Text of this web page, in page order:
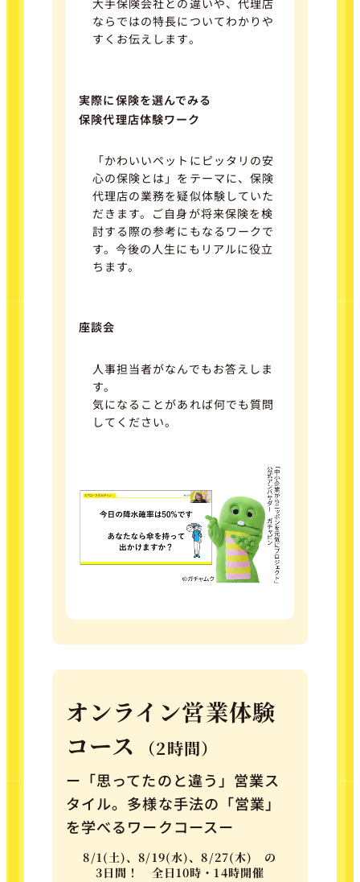
ならではの特長についてわかりや
すくお伝えします。
実際に保険を選んでみる
保険代理店体験ワーク
「かわいいペットにピッタリの安
心の保険とは」をテーマに、保険
代理店の業務を疑似体験していた
だきます。ご自身が将来保険を検
討する際の参考にもなるワークで
す。今後の人生にもリアルに役立
ちます。
座談会
人事担当者がなんでもお答えしま
す。
気になることがあれば何でも質問
してください。
オンライン営業体験
コース
（2時間）
ー「思ってたのと違う」営業ス
タイル。多様な手法の「営業」
を学べるワークコースー
8/1(土)、8/19(水)、8/27(木) の
3日間！ 全日10時・14時開催